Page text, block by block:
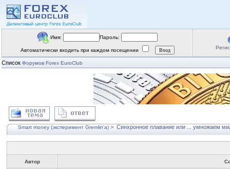
Имя: Пароль:
Автоматически входить при каждом посещении
Список Форумов Forex EuroClub
Smart money (эксперимент Gremlin'a) > Синхронное плавание или ... умножаем
Автор